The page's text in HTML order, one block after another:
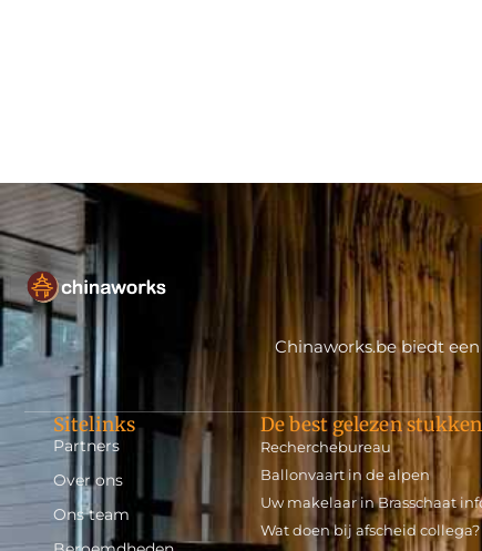
Chinaworks.be biedt
Sitelinks
Partners
Over ons
Ons team
De best gelezen
Recherchebureau
Ballonvaart in de alpen
Uw makelaar in Brasschaat
Wat doen bij afscheid collega?